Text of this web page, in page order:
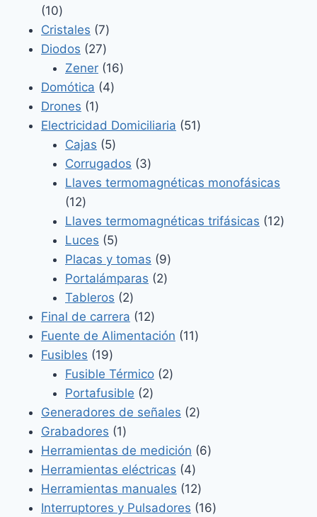
1010
productos
Cristales 77
productos
Diodos 2727
productos
Zener 1616
Domótica 44
Drones 11
producto
Electricidad Domiciliaria 5151
Cajas 55
productos
Corrugados 33
productos
Llaves termomagnéticas monofásicas
1212
productos
Llaves termomagnéticas trifásicas 1212
Luces 55
productos
Placas y tomas 99
productos
Portalámparas 22
Tableros 22
productos
Final de carrera 1212
productos
Fuente de Alimentación 1111
Fusibles 1919
productos
Fusible Térmico 22
Portafusible 22
productos
Generadores de señales 22
Grabadores 11
producto
Herramientas de medición 66
Herramientas eléctricas 44
productos
Herramientas manuales 1212
productos
Interruptores y Pulsadores 1616